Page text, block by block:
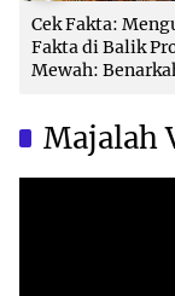
Cek Fakta:
Fakta di Balik
Mewah:
Majalah